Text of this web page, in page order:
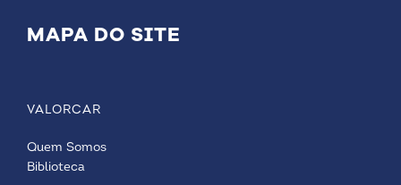
MAPA DO SITE
VALORCAR
Quem Somos
Biblioteca